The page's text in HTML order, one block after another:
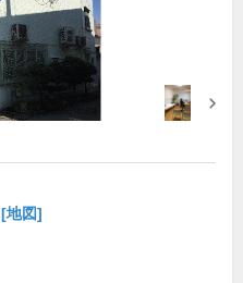
[地図]